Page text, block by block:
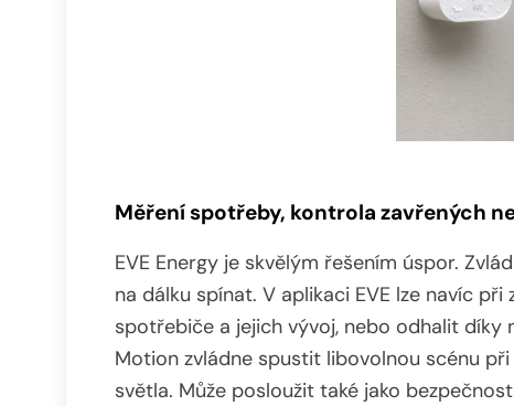
Měření spotřeby, kontrola zavřených
EVE Energy je skvělým řešením úspor.
na dálku spínat. V aplikaci EVE lze navíc
spotřebiče a jejich vývoj, nebo odhalit díky
Motion zvládne spustit libovolnou scénu
světla. Může posloužit také jako